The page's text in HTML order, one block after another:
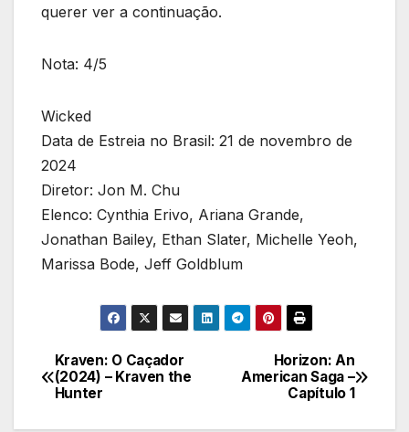
querer ver a continuação.
Nota: 4/5
Wicked
Data de Estreia no Brasil: 21 de novembro de
2024
Diretor: Jon M. Chu
Elenco: Cynthia Erivo, Ariana Grande,
Jonathan Bailey, Ethan Slater, Michelle Yeoh,
Marissa Bode, Jeff Goldblum
Navegação
de
Horizon: An
American Saga –
Capítulo 1
Kraven: O Caçador
(2024) – Kraven the
Hunter